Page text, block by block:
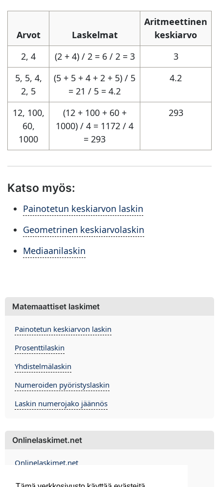
Arvot Laskelmat
Aritmeettinen
keskiarvo
2, 4
(2 + 4) / 2 = 6 / 2 = 3
3
5, 5, 4,
2, 5
(5 + 5 + 4 + 2 + 5) / 5
= 21 / 5 = 4.2
4.2
12, 100,
60,
1000
(12 + 100 + 60 +
1000) / 4 = 1172 / 4
= 293
293
Katso myös:
Painotetun keskiarvon laskin
Geometrinen keskiarvolaskin
Mediaanilaskin
Matemaattiset laskimet
Painotetun keskiarvon laskin
Prosenttilaskin
Yhdistelmälaskin
Numeroiden pyöristyslaskin
Laskin numerojako jäännös
Onlinelaskimet.net
Onlinelaskimet.net
Contact